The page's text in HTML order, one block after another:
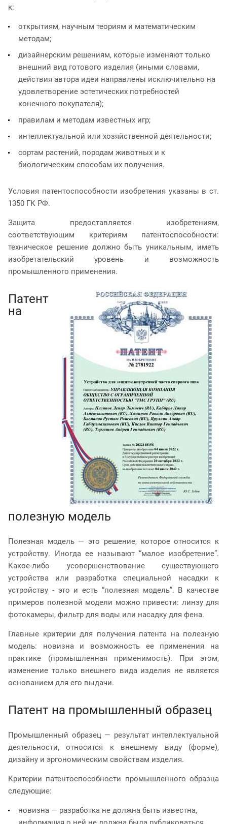
к:
открытиям, научным теориям и математическим
методам;
дизайнерским решениям, которые изменяют только
внешний вид готового изделия (иными словами,
действия автора идеи направлены исключительно на
удовлетворение эстетических потребностей
конечного покупателя);
правилам и методам известных игр;
интеллектуальной или хозяйственной деятельности;
сортам растений, породам животных и к
биологическим способам их получения.
Условия патентоспособности изобретения указаны в ст.
1350 ГК РФ.
Защита предоставляется изобретениям,
соответствующим критериям патентоспособности:
техническое решение должно быть уникальным, иметь
изобретательский уровень и возможность
промышленного применения.
Патент
на
полезную модель
Полезная модель — это решение, которое относится к
устройству. Иногда ее называют “малое изобретение”.
Какое-либо усовершенствование существующего
устройства или разработка специальной насадки к
устройству - это и есть “полезная модель”. В качестве
примеров полезной модели можно привести: линзу для
фотокамеры, фильтр для воды или насадку для фена.
Главные критерии для получения патента на полезную
модель: новизна и возможность ее применения на
практике (промышленная применимость). При этом,
изменение только внешнего вида изделия не является
основанием для его выдачи.
Патент на промышленный образец
Промышленный образец — результат интеллектуальной
деятельности, относится к внешнему виду (форме),
дизайну и эргономическим свойствам изделия.
Критерии патентоспособности промышленного образца
следующие:
новизна — разработка не должна быть известна,